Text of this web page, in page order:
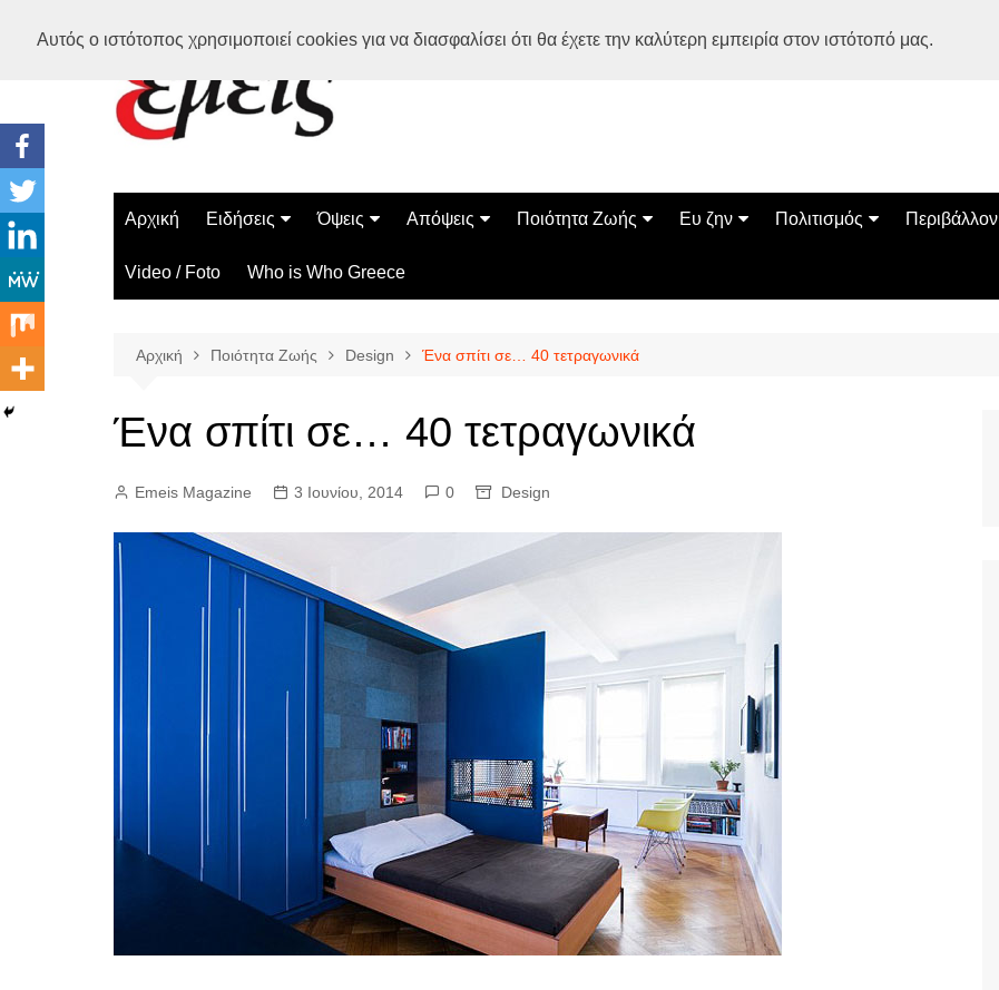
Αυτός ο ιστότοπος χρησιμοποιεί cookies για να διασφαλίσει ότι θα έχετε την καλύτερη εμπειρία στον ιστότοπό μας.
Αρχική Ειδήσεις
Ελλάδα
Διεθνή
Όψεις
Διάστημα
Επιστήμη
Απόψεις
Αρθρογραφία
Ποιότητα Ζωής
Ασκηση
Ευ ζην
Αυτοβελτίωση
Σχέσεις
Πολιτισμός
Εκδηλώσεις
Περιβάλλον
Οικολογία
Video / Foto Who is Who Greece
Αρχική Ποιότητα Ζωής Design Ένα σπίτι σε… 40 τετραγωνικά
Ένα σπίτι σε… 40 τετραγωνικά
Emeis Magazine 3 Ιουνίου, 2014 0 Design